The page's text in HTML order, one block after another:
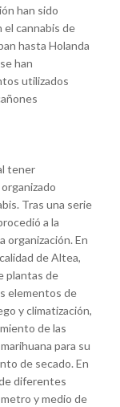
han sido
cannabis de
hasta Holanda
han
utilizados
tener
Tras una serie
a la
organización. En
de Altea,
plantas de
elementos de
y climatización,
de las
para su
de secado. En
diferentes
y medio de